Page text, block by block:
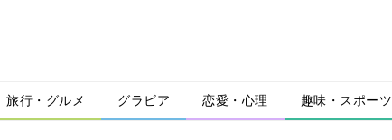
旅行・グルメ グラビア 恋愛・心理 趣味・スポーツ